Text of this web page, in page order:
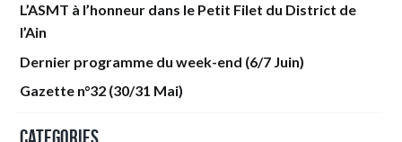
L’ASMT à l’honneur dans le Petit Filet du District de
l’Ain
Dernier programme du week-end (6/7 Juin)
Gazette n°32 (30/31 Mai)